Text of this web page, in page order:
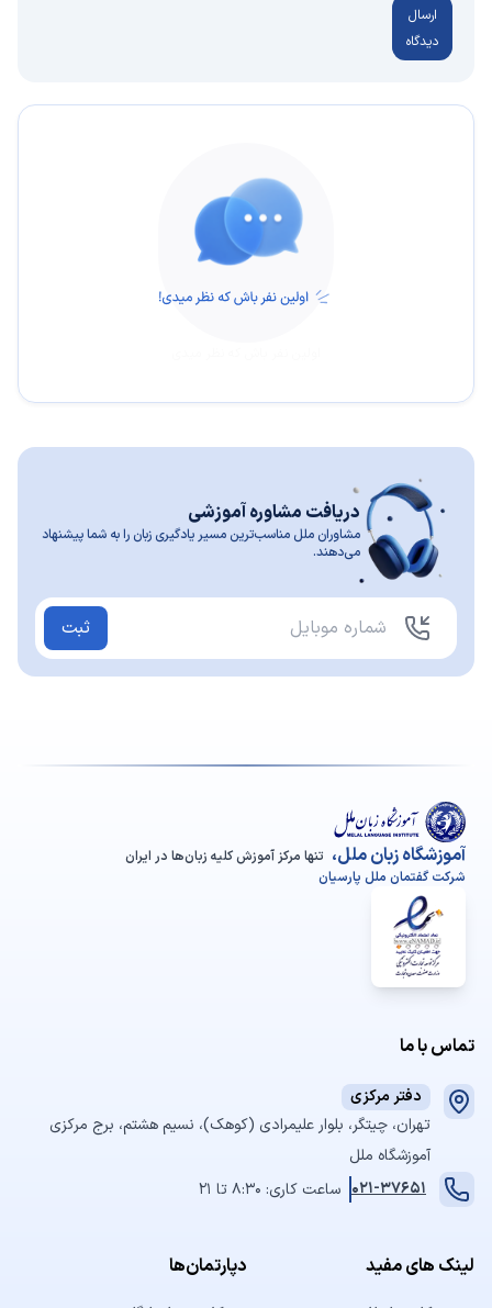
ارسال
دیدگاه
دریافت مشاوره آموزشی
مشاوران ملل مناسب‌ترین مسیر یادگیری زبان را به شما پیشنهاد
می‌دهند.
ثبت
آموزشگاه زبان ملل، تنها مرکز آموزش کلیه زبان‌ها در ایران
شرکت گفتمان ملل پارسیان
تماس با ما
دفتر مرکزی
تهران، چیتگر، بلوار علیمرادی (کوهک)، نسیم هشتم، برج مرکزی
آموزشگاه ملل
021-37651 ساعت کاری: 8:30 تا 21
لینک های مفید دپارتمان‌ها